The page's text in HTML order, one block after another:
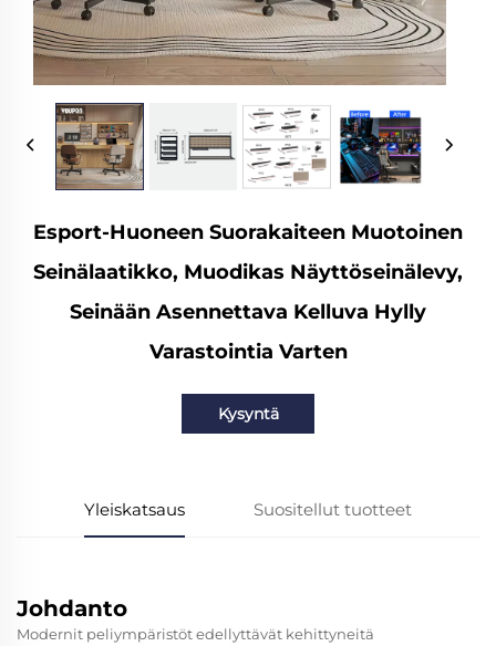
Esport-Huoneen Suorakaiteen Muotoinen
Seinälaatikko, Muodikas Näyttöseinälevy,
Seinään Asennettava Kelluva Hylly
Varastointia Varten
Kysyntä
Yleiskatsaus Suositellut tuotteet
Johdanto
Modernit peliympäristöt edellyttävät kehittyneitä